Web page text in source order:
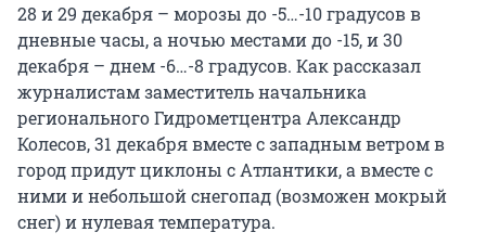
28 и 29 декабря – морозы до -5…-10 градусов в
дневные часы, а ночью местами до -15, и 30
декабря – днем -6…-8 градусов. Как рассказал
журналистам заместитель начальника
регионального Гидрометцентра Александр
Колесов, 31 декабря вместе с западным ветром в
город придут циклоны с Атлантики, а вместе с
ними и небольшой снегопад (возможен мокрый
снег) и нулевая температура.